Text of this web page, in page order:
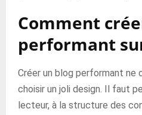
Comment
performant
Créer un blog performant ne
choisir un joli design. Il faut
lecteur, à la structure des